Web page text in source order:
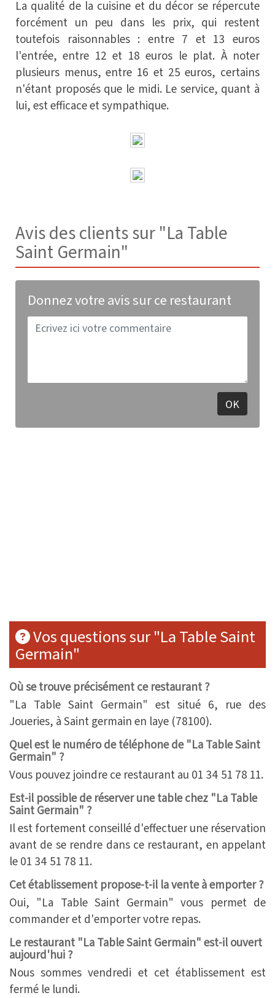
La qualité de la cuisine et du décor se répercute
forcément un peu dans les prix, qui restent
toutefois raisonnables : entre 7 et 13 euros
l'entrée, entre 12 et 18 euros le plat. À noter
plusieurs menus, entre 16 et 25 euros, certains
n'étant proposés que le midi. Le service, quant à
lui, est efficace et sympathique.
Avis des clients sur "La Table
Saint Germain"
Donnez votre avis sur ce restaurant
Vos questions sur "La Table Saint
Germain"
Où se trouve précisément ce restaurant ?
"La Table Saint Germain" est situé 6, rue des
Joueries, à Saint germain en laye (78100).
Quel est le numéro de téléphone de "La Table Saint
Germain" ?
Vous pouvez joindre ce restaurant au 01 34 51 78 11.
Est-il possible de réserver une table chez "La Table
Saint Germain" ?
Il est fortement conseillé d'effectuer une réservation
avant de se rendre dans ce restaurant, en appelant
le 01 34 51 78 11.
Cet établissement propose-t-il la vente à emporter ?
Oui, "La Table Saint Germain" vous permet de
commander et d'emporter votre repas.
Le restaurant "La Table Saint Germain" est-il ouvert
aujourd'hui ?
Nous sommes vendredi et cet établissement est
fermé le lundi.